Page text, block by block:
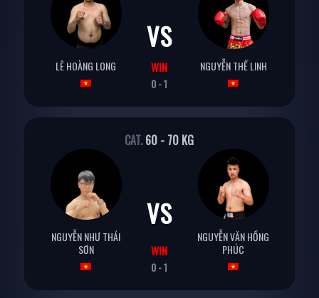
LÊ HOÀNG LONG
VS
NGUYỄN THẾ LINH
WIN
0 - 1
CAT.60 - 70 KG
NGUYỄN NHƯ THÁI
SƠN
VS
NGUYỄN VĂN HỒNG
PHÚC
WIN
0 - 1